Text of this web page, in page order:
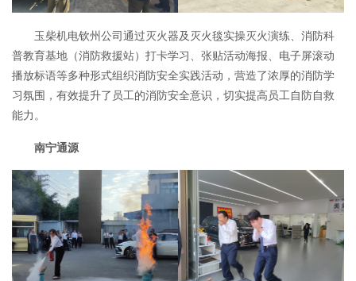
玉柴机电钦州公司通过灭火器及灭火毯实操灭火演练、消防科
普教育基地（消防救援站）打卡学习、张贴活动海报、电子屏滚动
播放标语等多种形式组织消防安全实践活动，营造了浓厚的消防学
习氛围，有效提升了员工的消防安全意识，切实提高员工自防自救
能力。
南宁通源